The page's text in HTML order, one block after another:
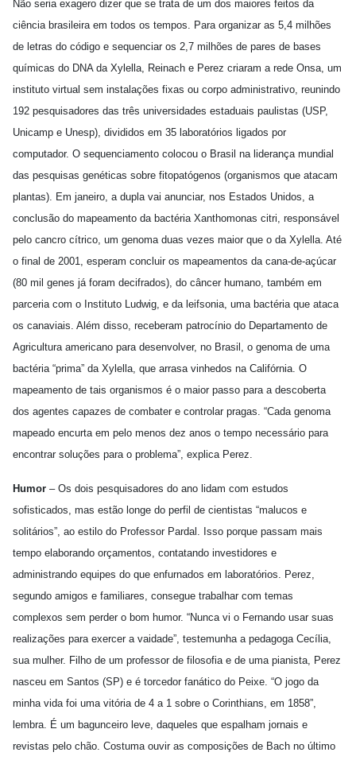
Não seria exagero dizer que se trata de um dos maiores feitos da
ciência brasileira em todos os tempos. Para organizar as 5,4 milhões
de letras do código e sequenciar os 2,7 milhões de pares de bases
químicas do DNA da Xylella, Reinach e Perez criaram a rede Onsa, um
instituto virtual sem instalações fixas ou corpo administrativo, reunindo
192 pesquisadores das três universidades estaduais paulistas (USP,
Unicamp e Unesp), divididos em 35 laboratórios ligados por
computador. O sequenciamento colocou o Brasil na liderança mundial
das pesquisas genéticas sobre fitopatógenos (organismos que atacam
plantas). Em janeiro, a dupla vai anunciar, nos Estados Unidos, a
conclusão do mapeamento da bactéria Xanthomonas citri, responsável
pelo cancro cítrico, um genoma duas vezes maior que o da Xylella. Até
o final de 2001, esperam concluir os mapeamentos da cana-de-açúcar
(80 mil genes já foram decifrados), do câncer humano, também em
parceria com o Instituto Ludwig, e da leifsonia, uma bactéria que ataca
os canaviais. Além disso, receberam patrocínio do Departamento de
Agricultura americano para desenvolver, no Brasil, o genoma de uma
bactéria “prima” da Xylella, que arrasa vinhedos na Califórnia. O
mapeamento de tais organismos é o maior passo para a descoberta
dos agentes capazes de combater e controlar pragas. “Cada genoma
mapeado encurta em pelo menos dez anos o tempo necessário para
encontrar soluções para o problema”, explica Perez.
Humor – Os dois pesquisadores do ano lidam com estudos
sofisticados, mas estão longe do perfil de cientistas “malucos e
solitários”, ao estilo do Professor Pardal. Isso porque passam mais
tempo elaborando orçamentos, contatando investidores e
administrando equipes do que enfurnados em laboratórios. Perez,
segundo amigos e familiares, consegue trabalhar com temas
complexos sem perder o bom humor. “Nunca vi o Fernando usar suas
realizações para exercer a vaidade”, testemunha a pedagoga Cecília,
sua mulher. Filho de um professor de filosofia e de uma pianista, Perez
nasceu em Santos (SP) e é torcedor fanático do Peixe. “O jogo da
minha vida foi uma vitória de 4 a 1 sobre o Corinthians, em 1858”,
lembra. É um bagunceiro leve, daqueles que espalham jornais e
revistas pelo chão. Costuma ouvir as composições de Bach no último